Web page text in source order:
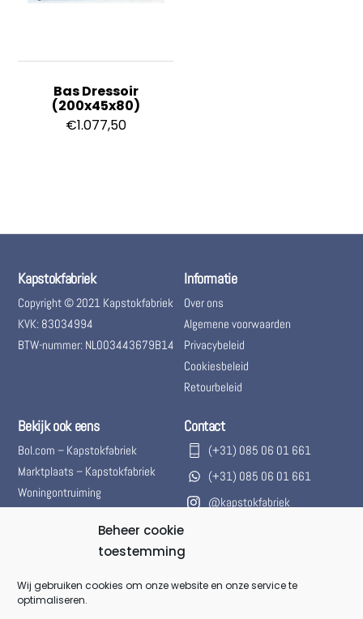
Beheer cookie
toestemming
Wij gebruiken cookies om onze website en onze service te
optimaliseren.
Bas Dressoir
(200x45x80)
€1.077,50
Kapstokfabriek
Copyright © 2021 Kapstokfabriek
KVK: 83034994
BTW-nummer: NL003443679B14
Informatie
Over ons
Algemene voorwaarden
Privacybeleid
Cookiesbeleid
Retourbeleid
Bekijk ook eens
Bol.com – Kapstokfabriek
Marktplaats – Kapstokfabriek
Woningontruiming
Contact
(+31) 085 06 01 661
(+31) 085 06 01 661
@kapstokfabriek